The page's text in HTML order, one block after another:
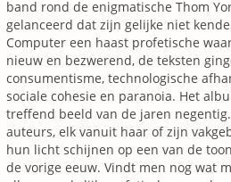
band rond de enigmatische Thom
gelanceerd dat zijn gelijke niet
Computer een haast profetische
nieuw en bezwerend, de teksten
consumentisme, technologische
sociale cohesie en paranoia. Het
treffend beeld van de jaren
auteurs, elk vanuit haar of zijn
hun licht schijnen op een van de
de vorige eeuw. Vindt men nog wat